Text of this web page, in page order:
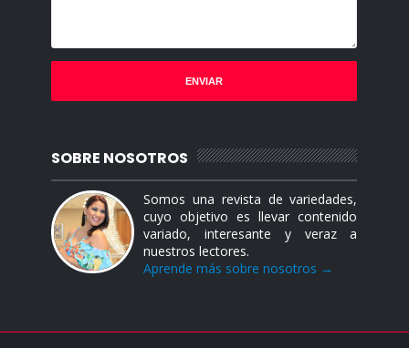
SOBRE NOSOTROS
Somos una revista de variedades,
cuyo objetivo es llevar contenido
variado, interesante y veraz a
nuestros lectores.
Aprende más sobre nosotros →